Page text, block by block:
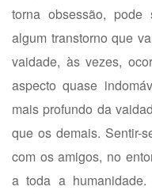
torna obsessão,
algum transtorno que
vaidade, às vezes,
aspecto quase
mais profundo da
que os demais. Sentir-
com os amigos, no
a toda a